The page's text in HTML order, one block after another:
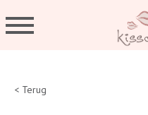
< Terug